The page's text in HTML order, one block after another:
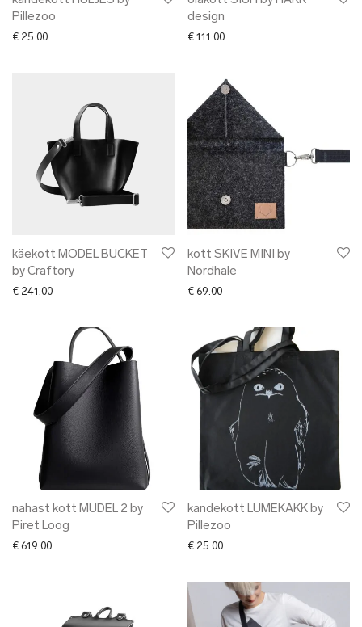
Pillezoo
€ 25.00
design
€ 111.00
käekott MODEL BUCKET
by Craftory
€ 241.00
kott SKIVE MINI by
Nordhale
€ 69.00
nahast kott MUDEL 2 by
Piret Loog
€ 619.00
kandekott LUMEKAKK by
Pillezoo
€ 25.00